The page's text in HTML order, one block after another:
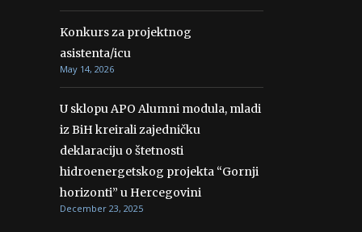
Konkurs za projektnog
asistenta/icu
May 14, 2026
U sklopu APO Alumni modula, mladi
iz BiH kreirali zajedničku
deklaraciju o štetnosti
hidroenergetskog projekta “Gornji
horizonti” u Hercegovini
December 23, 2025